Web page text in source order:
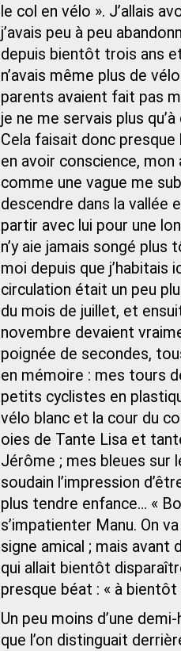
le col en vélo ». J’allais
j’avais peu à peu
depuis bientôt trois ans
n’avais même plus de
parents avaient fait pas
je ne me servais plus
Cela faisait donc presque
en avoir conscience,
comme une vague me
descendre dans la vallée
partir avec lui pour une
n’y aie jamais songé
moi depuis que j’habitais
circulation était un peu
du mois de juillet, et
novembre devaient
poignée de secondes,
en mémoire : mes tours
petits cyclistes en
vélo blanc et la cour du
oies de Tante Lisa et
Jérôme ; mes bleues sur
soudain l’impression
plus tendre enfance… «
s’impatienter Manu. On
signe amical ; mais
qui allait bientôt
presque béat : « à bientôt
Un peu moins d’une
que l’on distinguait